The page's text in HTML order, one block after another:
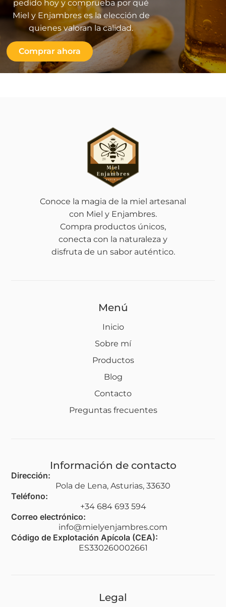
pedido hoy y comprueba por qué
Miel y Enjambres es la elección de
quienes valoran la calidad.
Comprar ahora
Conoce la magia de la miel artesanal
con Miel y Enjambres.
Compra productos únicos,
conecta con la naturaleza y
disfruta de un sabor auténtico.
Menú
Inicio
Sobre mí
Productos
Blog
Contacto
Preguntas frecuentes
Información de contacto
Dirección:
Pola de Lena, Asturias, 33630
Teléfono:
+34 684 693 594
Correo electrónico:
info@mielyenjambres.com
Código de Explotación Apícola (CEA):
ES330260002661
Legal